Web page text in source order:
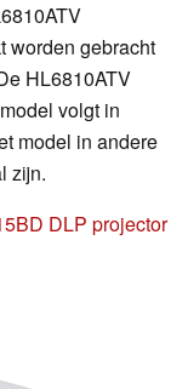
worden gebracht
HL6810ATV
volgt in
model in andere
zijn.
DLP projector